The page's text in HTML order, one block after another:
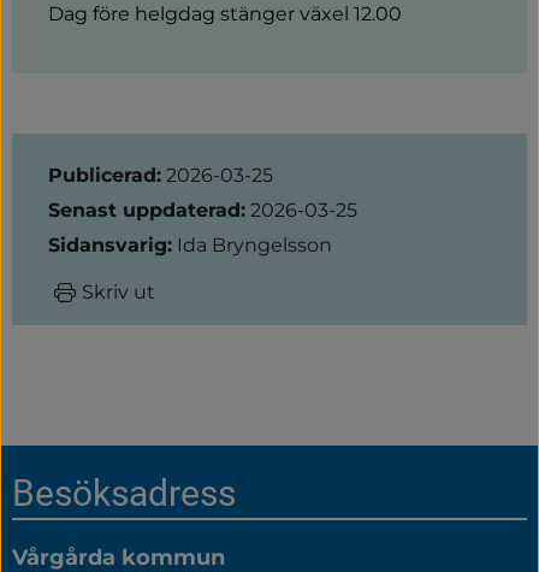
Dag före helgdag stänger växel 12.00
Sidinformation
Publicerad: 2026-03-25
Senast uppdaterad: 2026-03-25
Sidansvarig: Ida Bryngelsson
Skriv ut
Sidfot
Besöksadress
Vårgårda kommun